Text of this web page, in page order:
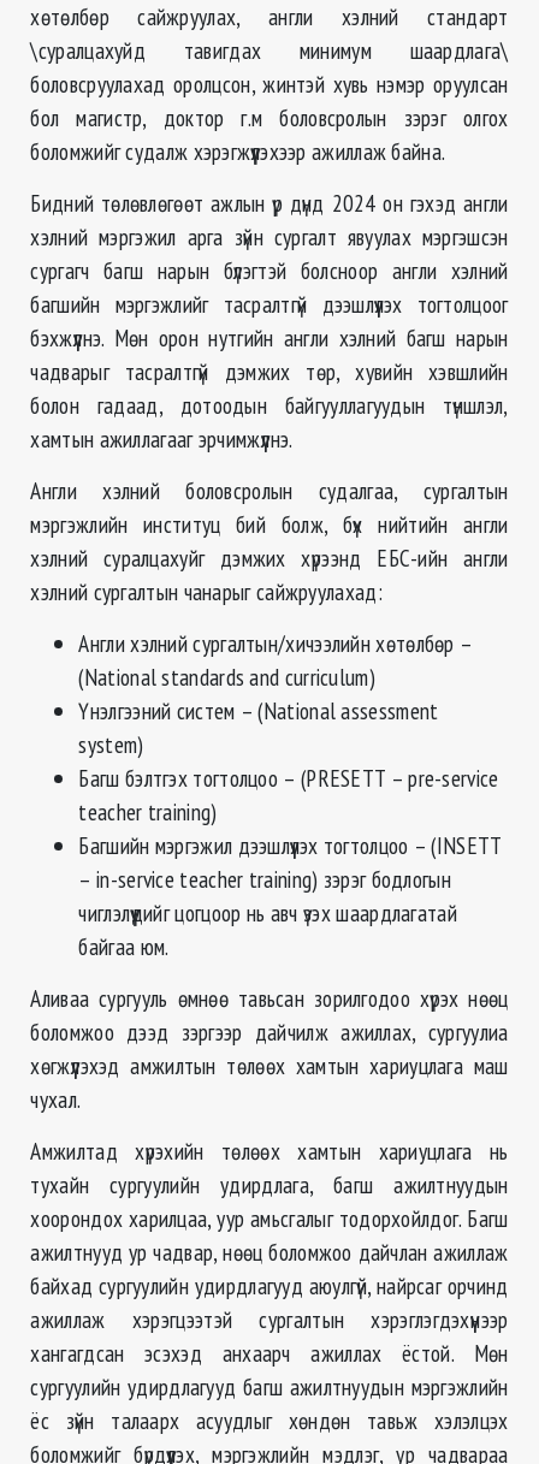
хөтөлбөр сайжруулах, англи хэлний стандарт
\суралцахуйд тавигдах минимум шаардлага\
боловсруулахад оролцсон, жинтэй хувь нэмэр оруулсан
бол магистр, доктор г.м боловсролын зэрэг олгох
боломжийг судалж хэрэгжүүлэхээр ажиллаж байна.
Бидний төлөвлөгөөт ажлын үр дүнд 2024 он гэхэд англи
хэлний мэргэжил арга зүйн сургалт явуулах мэргэшсэн
сургагч багш нарын бүлэгтэй болсноор англи хэлний
багшийн мэргэжлийг тасралтгүй дээшлүүлэх тогтолцоог
бэхжүүлнэ. Мөн орон нутгийн англи хэлний багш нарын
чадварыг тасралтгүй дэмжих төр, хувийн хэвшлийн
болон гадаад, дотоодын байгууллагуудын түншлэл,
хамтын ажиллагааг эрчимжүүлнэ.
Англи хэлний боловсролын судалгаа, сургалтын
мэргэжлийн институц бий болж, бүх нийтийн англи
хэлний суралцахуйг дэмжих хүрээнд ЕБС-ийн англи
хэлний сургалтын чанарыг сайжруулахад:
Англи хэлний сургалтын/хичээлийн хөтөлбөр –
(National standards and curriculum)
Үнэлгээний систем – (National assessment
system)
Багш бэлтгэх тогтолцоо – (PRESETT – pre-service
teacher training)
Багшийн мэргэжил дээшлүүлэх тогтолцоо – (INSETT
– in-service teacher training) зэрэг бодлогын
чиглэлүүдийг цогцоор нь авч үзэх шаардлагатай
байгаа юм.
Аливаа сургууль өмнөө тавьсан зорилгодоо хүрэх нөөц
боломжоо дээд зэргээр дайчилж ажиллах, сургуулиа
хөгжүүлэхэд амжилтын төлөөх хамтын хариуцлага маш
чухал.
Амжилтад хүрэхийн төлөөх хамтын хариуцлага нь
тухайн сургуулийн удирдлага, багш ажилтнуудын
хоорондох харилцаа, уур амьсгалыг тодорхойлдог. Багш
ажилтнууд ур чадвар, нөөц боломжоо дайчлан ажиллаж
байхад сургуулийн удирдлагууд аюулгүй, найрсаг орчинд
ажиллаж хэрэгцээтэй сургалтын хэрэглэгдэхүүнээр
хангагдсан эсэхэд анхаарч ажиллах ёстой. Мөн
сургуулийн удирдлагууд багш ажилтнуудын мэргэжлийн
ёс зүйн талаарх асуудлыг хөндөн тавьж хэлэлцэх
боломжийг бүрдүүлэх, мэргэжлийн мэдлэг, ур чадвараа